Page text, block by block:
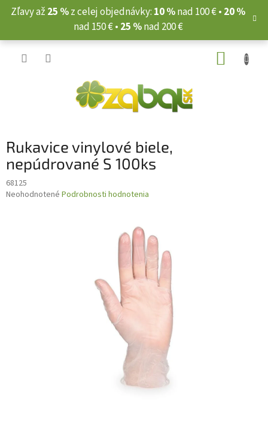
Prejsť
Zľavy až 25 %z celej objednávky: 10 %nad 100 € • 20 %
nad 150 € • 25 %nad 200 €
Rukavice vinylové biele,
nepúdrované S 100ks
68125
Priemerné
Neohodnotené Podrobnosti hodnotenia